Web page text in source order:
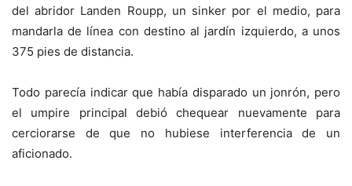
del abridor Landen Roupp, un sinker por el medio, para
mandarla de línea con destino al jardín izquierdo, a unos
375 pies de distancia.
Todo parecía indicar que había disparado un jonrón, pero
el umpire principal debió chequear nuevamente para
cerciorarse de que no hubiese interferencia de un
aficionado.